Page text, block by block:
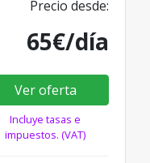
Precio desde:
65€/día
Ver oferta
Incluye tasas e
impuestos. (VAT)